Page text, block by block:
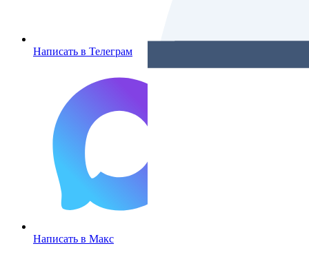
Написать в Телеграм
Написать в Макс